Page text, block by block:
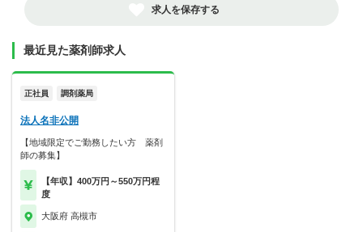
求人を保存する
最近見た薬剤師求人
正社員 調剤薬局
法人名非公開
【地域限定でご勤務したい方 薬剤
師の募集】
【年収】400万円～550万円程
度
大阪府 高槻市